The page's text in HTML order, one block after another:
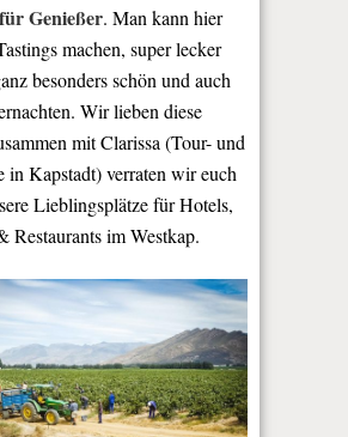
Genießer. Man kann hier
machen, super lecker
besonders schön und auch
Wir lieben diese
mit Clarissa (Tour- und
in Kapstadt) verraten wir euch
Lieblingsplätze für Hotels,
Restaurants im Westkap.